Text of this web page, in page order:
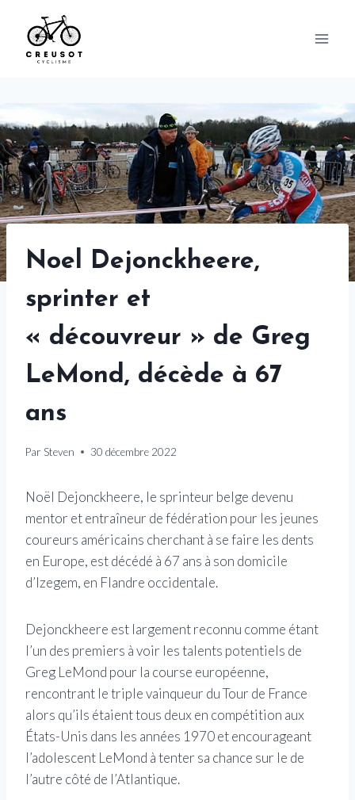
content
Noel Dejonckheere,
sprinter et
« découvreur » de Greg
LeMond, décède à 67
ans
Par Steven 30 décembre 2022
Noël Dejonckheere, le sprinteur belge devenu
mentor et entraîneur de fédération pour les jeunes
coureurs américains cherchant à se faire les dents
en Europe, est décédé à 67 ans à son domicile
d’Izegem, en Flandre occidentale.
Dejonckheere est largement reconnu comme étant
l’un des premiers à voir les talents potentiels de
Greg LeMond pour la course européenne,
rencontrant le triple vainqueur du Tour de France
alors qu’ils étaient tous deux en compétition aux
États-Unis dans les années 1970 et encourageant
l’adolescent LeMond à tenter sa chance sur le de
l’autre côté de l’Atlantique.